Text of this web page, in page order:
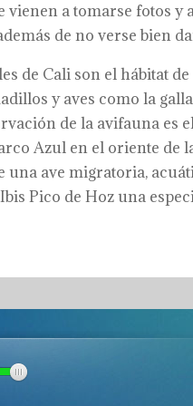
vienen a tomarse fotos y
de no verse bien
de Cali son el hábitat
y aves como la
de la avifauna es
Azul en el oriente de
una ave migratoria,
Pico de Hoz una